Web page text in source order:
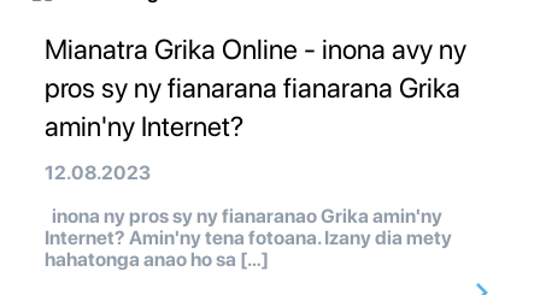
Mianatra Grika Online - inona avy ny
pros sy ny fianarana fianarana Grika
amin'ny Internet?
12.08.2023
inona ny pros sy ny fianaranao Grika amin'ny
Internet? Amin'ny tena fotoana. Izany dia mety
hahatonga anao ho sa […]